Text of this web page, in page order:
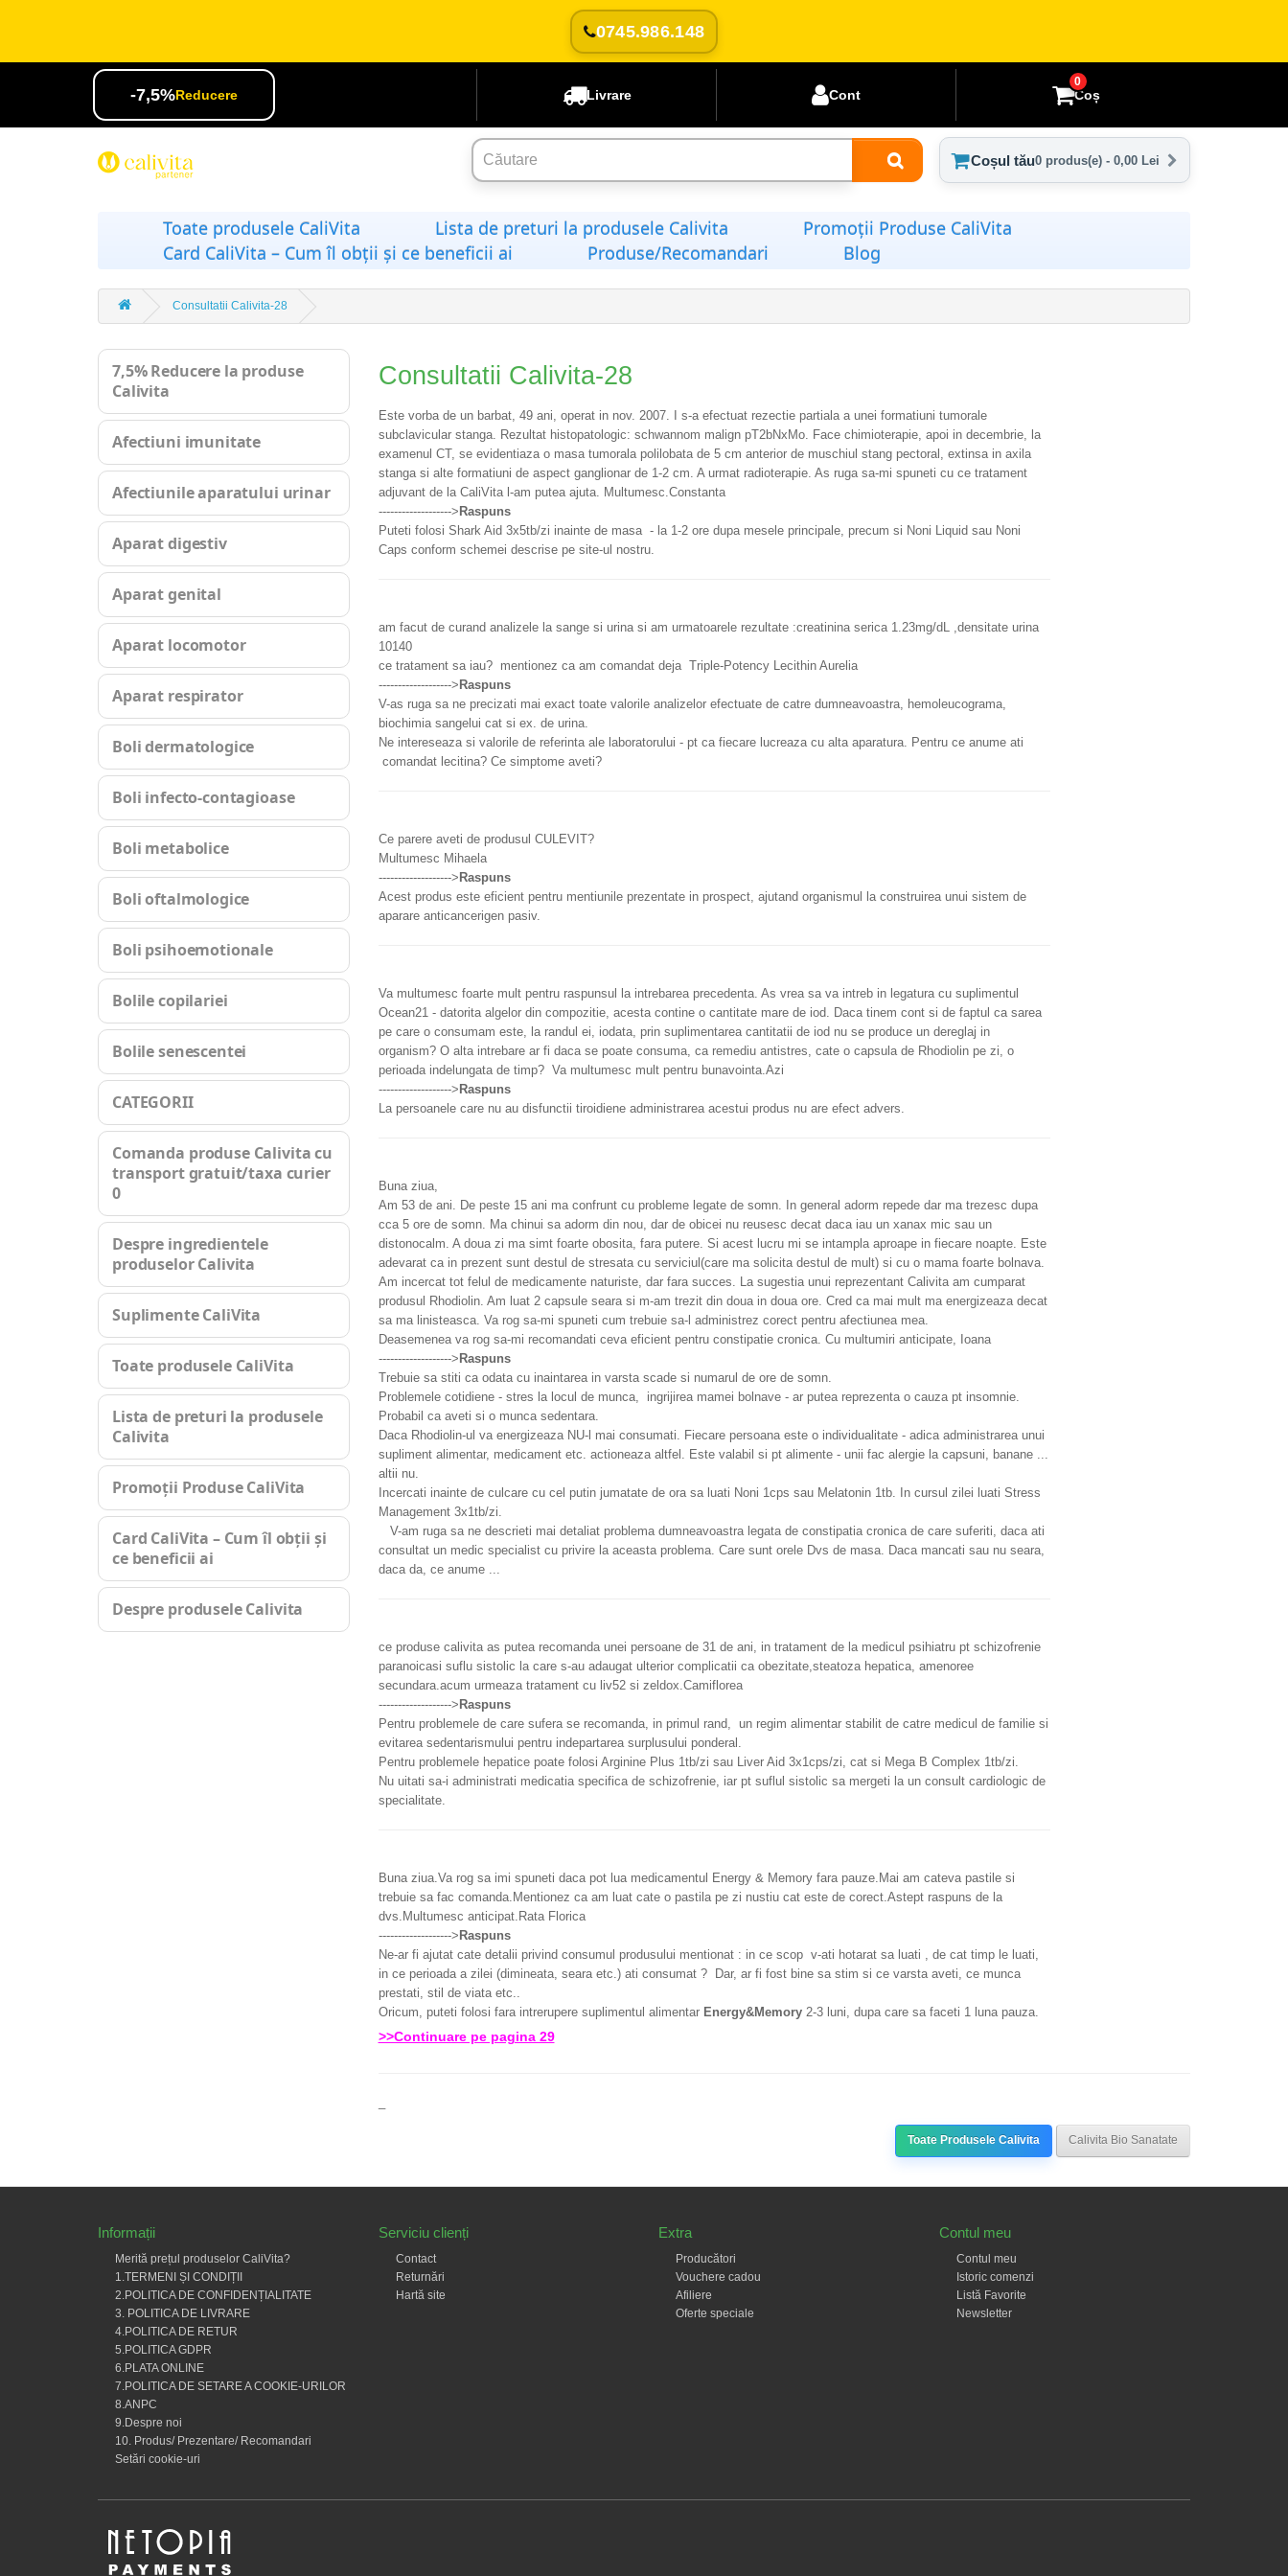
0745.986.148
-7,5%Reducere Livrare Cont
0
Coș
Coșul tău0 produs(e) - 0,00 Lei
Toate produsele CaliVita Lista de preturi la produsele Calivita
Promoții Produse CaliVita
Card CaliVita – Cum îl obții și ce beneficii ai
Produse/Recomandari Blog
Consultatii Calivita-28
7,5% Reducere la produse
Calivita
Afectiuni imunitate
Afectiunile aparatului urinar
Aparat digestiv
Aparat genital
Aparat locomotor
Aparat respirator
Boli dermatologice
Boli infecto-contagioase
Boli metabolice
Boli oftalmologice
Boli psihoemotionale
Bolile copilariei
Bolile senescentei
CATEGORII
Comanda produse Calivita cu
transport gratuit/taxa curier
0
Despre ingredientele
produselor Calivita
Suplimente CaliVita
Toate produsele CaliVita
Lista de preturi la produsele
Calivita
Promoții Produse CaliVita
Card CaliVita – Cum îl obții și
ce beneficii ai
Despre produsele Calivita
Consultatii Calivita-28
Este vorba de un barbat, 49 ani, operat in nov. 2007. I s-a efectuat rezectie partiala a unei formatiuni tumorale
subclavicular stanga. Rezultat histopatologic: schwannom malign pT2bNxMo. Face chimioterapie, apoi in decembrie, la
examenul CT, se evidentiaza o masa tumorala polilobata de 5 cm anterior de muschiul stang pectoral, extinsa in axila
stanga si alte formatiuni de aspect ganglionar de 1-2 cm. A urmat radioterapie. As ruga sa-mi spuneti cu ce tratament
adjuvant de la CaliVita l-am putea ajuta. Multumesc.Constanta
------------------->Raspuns
Puteti folosi Shark Aid 3x5tb/zi inainte de masa - la 1-2 ore dupa mesele principale, precum si Noni Liquid sau Noni
Caps conform schemei descrise pe site-ul nostru.
am facut de curand analizele la sange si urina si am urmatoarele rezultate :creatinina serica 1.23mg/dL ,densitate urina
10140
ce tratament sa iau? mentionez ca am comandat deja Triple-Potency Lecithin Aurelia
------------------->Raspuns
V-as ruga sa ne precizati mai exact toate valorile analizelor efectuate de catre dumneavoastra, hemoleucograma,
biochimia sangelui cat si ex. de urina.
Ne intereseaza si valorile de referinta ale laboratorului - pt ca fiecare lucreaza cu alta aparatura. Pentru ce anume ati
comandat lecitina? Ce simptome aveti?
Ce parere aveti de produsul CULEVIT?
Multumesc Mihaela
------------------->Raspuns
Acest produs este eficient pentru mentiunile prezentate in prospect, ajutand organismul la construirea unui sistem de
aparare anticancerigen pasiv.
Va multumesc foarte mult pentru raspunsul la intrebarea precedenta. As vrea sa va intreb in legatura cu suplimentul
Ocean21 - datorita algelor din compozitie, acesta contine o cantitate mare de iod. Daca tinem cont si de faptul ca sarea
pe care o consumam este, la randul ei, iodata, prin suplimentarea cantitatii de iod nu se produce un dereglaj in
organism? O alta intrebare ar fi daca se poate consuma, ca remediu antistres, cate o capsula de Rhodiolin pe zi, o
perioada indelungata de timp? Va multumesc mult pentru bunavointa.Azi
------------------->Raspuns
La persoanele care nu au disfunctii tiroidiene administrarea acestui produs nu are efect advers.
Buna ziua,
Am 53 de ani. De peste 15 ani ma confrunt cu probleme legate de somn. In general adorm repede dar ma trezesc dupa
cca 5 ore de somn. Ma chinui sa adorm din nou, dar de obicei nu reusesc decat daca iau un xanax mic sau un
distonocalm. A doua zi ma simt foarte obosita, fara putere. Si acest lucru mi se intampla aproape in fiecare noapte. Este
adevarat ca in prezent sunt destul de stresata cu serviciul(care ma solicita destul de mult) si cu o mama foarte bolnava.
Am incercat tot felul de medicamente naturiste, dar fara succes. La sugestia unui reprezentant Calivita am cumparat
produsul Rhodiolin. Am luat 2 capsule seara si m-am trezit din doua in doua ore. Cred ca mai mult ma energizeaza decat
sa ma linisteasca. Va rog sa-mi spuneti cum trebuie sa-l administrez corect pentru afectiunea mea.
Deasemenea va rog sa-mi recomandati ceva eficient pentru constipatie cronica. Cu multumiri anticipate, Ioana
------------------->Raspuns
Trebuie sa stiti ca odata cu inaintarea in varsta scade si numarul de ore de somn.
Problemele cotidiene - stres la locul de munca, ingrijirea mamei bolnave - ar putea reprezenta o cauza pt insomnie.
Probabil ca aveti si o munca sedentara.
Daca Rhodiolin-ul va energizeaza NU-l mai consumati. Fiecare persoana este o individualitate - adica administrarea unui
supliment alimentar, medicament etc. actioneaza altfel. Este valabil si pt alimente - unii fac alergie la capsuni, banane ...
altii nu.
Incercati inainte de culcare cu cel putin jumatate de ora sa luati Noni 1cps sau Melatonin 1tb. In cursul zilei luati Stress
Management 3x1tb/zi.
V-am ruga sa ne descrieti mai detaliat problema dumneavoastra legata de constipatia cronica de care suferiti, daca ati
consultat un medic specialist cu privire la aceasta problema. Care sunt orele Dvs de masa. Daca mancati sau nu seara,
daca da, ce anume ...
ce produse calivita as putea recomanda unei persoane de 31 de ani, in tratament de la medicul psihiatru pt schizofrenie
paranoicasi suflu sistolic la care s-au adaugat ulterior complicatii ca obezitate,steatoza hepatica, amenoree
secundara.acum urmeaza tratament cu liv52 si zeldox.Camiflorea
------------------->Raspuns
Pentru problemele de care sufera se recomanda, in primul rand, un regim alimentar stabilit de catre medicul de familie si
evitarea sedentarismului pentru indepartarea surplusului ponderal.
Pentru problemele hepatice poate folosi Arginine Plus 1tb/zi sau Liver Aid 3x1cps/zi, cat si Mega B Complex 1tb/zi.
Nu uitati sa-i administrati medicatia specifica de schizofrenie, iar pt suflul sistolic sa mergeti la un consult cardiologic de
specialitate.
Buna ziua.Va rog sa imi spuneti daca pot lua medicamentul Energy & Memory fara pauze.Mai am cateva pastile si
trebuie sa fac comanda.Mentionez ca am luat cate o pastila pe zi nustiu cat este de corect.Astept raspuns de la
dvs.Multumesc anticipat.Rata Florica
------------------->Raspuns
Ne-ar fi ajutat cate detalii privind consumul produsului mentionat : in ce scop v-ati hotarat sa luati , de cat timp le luati,
in ce perioada a zilei (dimineata, seara etc.) ati consumat ? Dar, ar fi fost bine sa stim si ce varsta aveti, ce munca
prestati, stil de viata etc..
Oricum, puteti folosi fara intrerupere suplimentul alimentar Energy&Memory 2-3 luni, dupa care sa faceti 1 luna pauza.
>>Continuare pe pagina 29
Toate Produsele Calivita Calivita Bio Sanatate
Informații
Merită prețul produselor CaliVita?
1.TERMENI ȘI CONDIȚII
2.POLITICA DE CONFIDENȚIALITATE
3. POLITICA DE LIVRARE
4.POLITICA DE RETUR
5.POLITICA GDPR
6.PLATA ONLINE
7.POLITICA DE SETARE A COOKIE-URILOR
8.ANPC
9.Despre noi
10. Produs/ Prezentare/ Recomandari
Setări cookie-uri
Serviciu clienți
Contact
Returnări
Hartă site
Extra
Producători
Vouchere cadou
Afiliere
Oferte speciale
Contul meu
Contul meu
Istoric comenzi
Listă Favorite
Newsletter